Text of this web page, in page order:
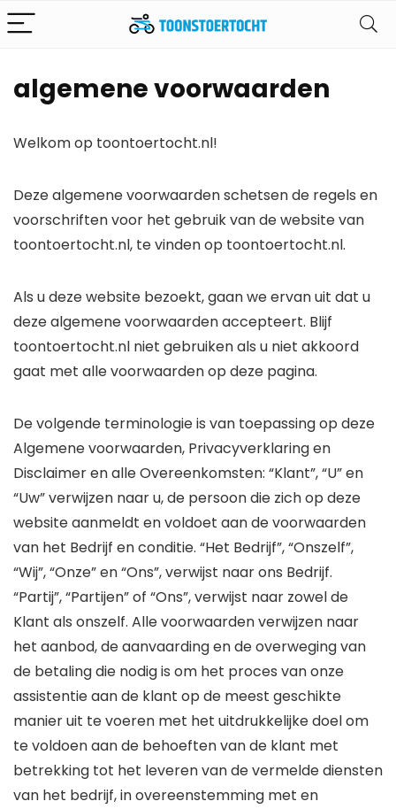
algemene voorwaarden
Welkom op toontoertocht.nl!
Deze algemene voorwaarden schetsen de regels en
voorschriften voor het gebruik van de website van
toontoertocht.nl, te vinden op toontoertocht.nl.
Als u deze website bezoekt, gaan we ervan uit dat u
deze algemene voorwaarden accepteert. Blijf
toontoertocht.nl niet gebruiken als u niet akkoord
gaat met alle voorwaarden op deze pagina.
De volgende terminologie is van toepassing op deze
Algemene voorwaarden, Privacyverklaring en
Disclaimer en alle Overeenkomsten: “Klant”, “U” en
“Uw” verwijzen naar u, de persoon die zich op deze
website aanmeldt en voldoet aan de voorwaarden
van het Bedrijf en conditie. “Het Bedrijf”, “Onszelf”,
“Wij”, “Onze” en “Ons”, verwijst naar ons Bedrijf.
“Partij”, “Partijen” of “Ons”, verwijst naar zowel de
Klant als onszelf. Alle voorwaarden verwijzen naar
het aanbod, de aanvaarding en de overweging van
de betaling die nodig is om het proces van onze
assistentie aan de klant op de meest geschikte
manier uit te voeren met het uitdrukkelijke doel om
te voldoen aan de behoeften van de klant met
betrekking tot het leveren van de vermelde diensten
van het bedrijf, in overeenstemming met en